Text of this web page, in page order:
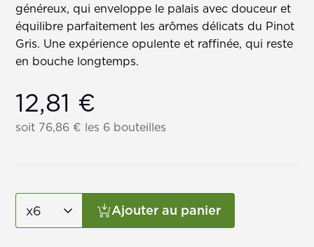
généreux, qui enveloppe le palais avec douceur et
équilibre parfaitement les arômes délicats du Pinot
Gris. Une expérience opulente et raffinée, qui reste
en bouche longtemps.
12,81 €
soit 76,86 € les 6 bouteilles
Ajouter au panier